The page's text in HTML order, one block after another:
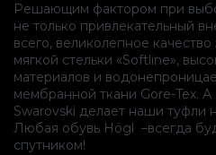
Решающим фактором при
не только привлекательный
всего, великолепное качество
мягкой стельки «Softline»,
материалов и
мембранной ткани Gore-Tex.
Swarovski делает наши туфли
Любая обувь Högl –всегда
спутником!